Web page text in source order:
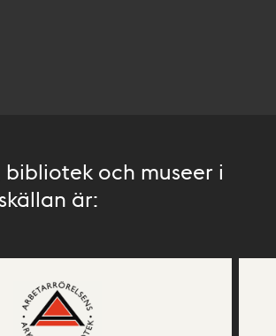
och museer i
är: